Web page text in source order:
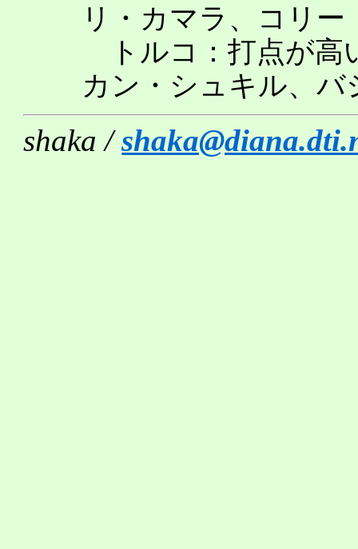
リ・カマラ、コリー
トルコ：打点が高
カン・シュキル、バ
shaka /